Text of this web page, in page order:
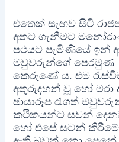
එතෙක් සැඟව සිටි
අතට ගැනීමට
පථයට පැමිණියේ ඉන්
මවුවරුන්ගේ පෙරමුණ
කෙරුණේ ය. එම
අතුරුදහන් වූ හෝ මරා
ඡායාරූප රැගත්
කථිකයන්ට සවන්
හෝ එසේ සටන්